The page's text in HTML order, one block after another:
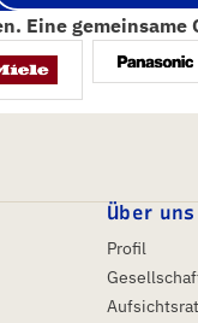
Eine gemeinsame
Über uns
Profil
Aufsichtsrat